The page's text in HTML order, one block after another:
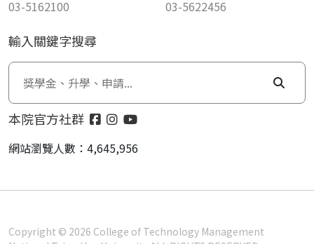
03-5162100 03-5622456
輸入關鍵字搜尋
本院官方社群
網站瀏覽人數：4,645,956
Copyright © 2026 College of Technology Management